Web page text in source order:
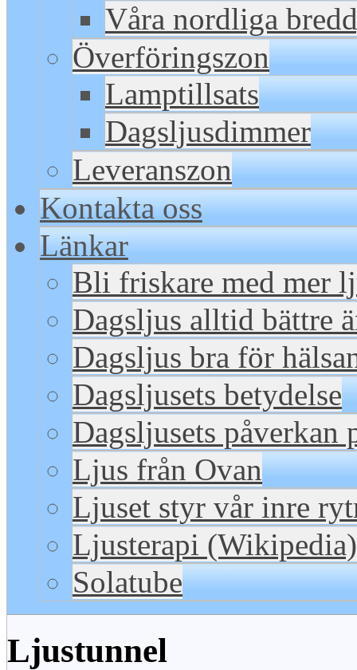
Våra nordliga
Överföringszon
Lamptillsats
Dagsljusdimmer
Leveranszon
Kontakta oss
Länkar
Bli friskare med mer
Dagsljus alltid bättre
Dagsljus bra för
Dagsljusets betydelse
Dagsljusets påverkan
Ljus från Ovan
Ljuset styr vår inre
Ljusterapi (Wikipedia)
Solatube
Ljustunnel